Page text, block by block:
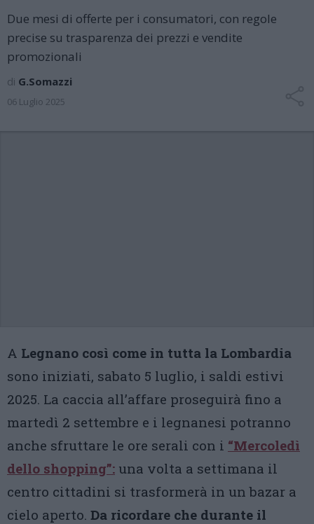
Due mesi di offerte per i consumatori, con regole
precise su trasparenza dei prezzi e vendite
promozionali
di G.Somazzi
06 Luglio 2025
A Legnano così come in tutta la Lombardia
sono iniziati, sabato 5 luglio, i saldi estivi
2025. La caccia all’affare proseguirà fino a
martedì 2 settembre e i legnanesi potranno
anche sfruttare le ore serali con i “Mercoledì
dello shopping”: una volta a settimana il
centro cittadini si trasformerà in un bazar a
cielo aperto. Da ricordare che durante il